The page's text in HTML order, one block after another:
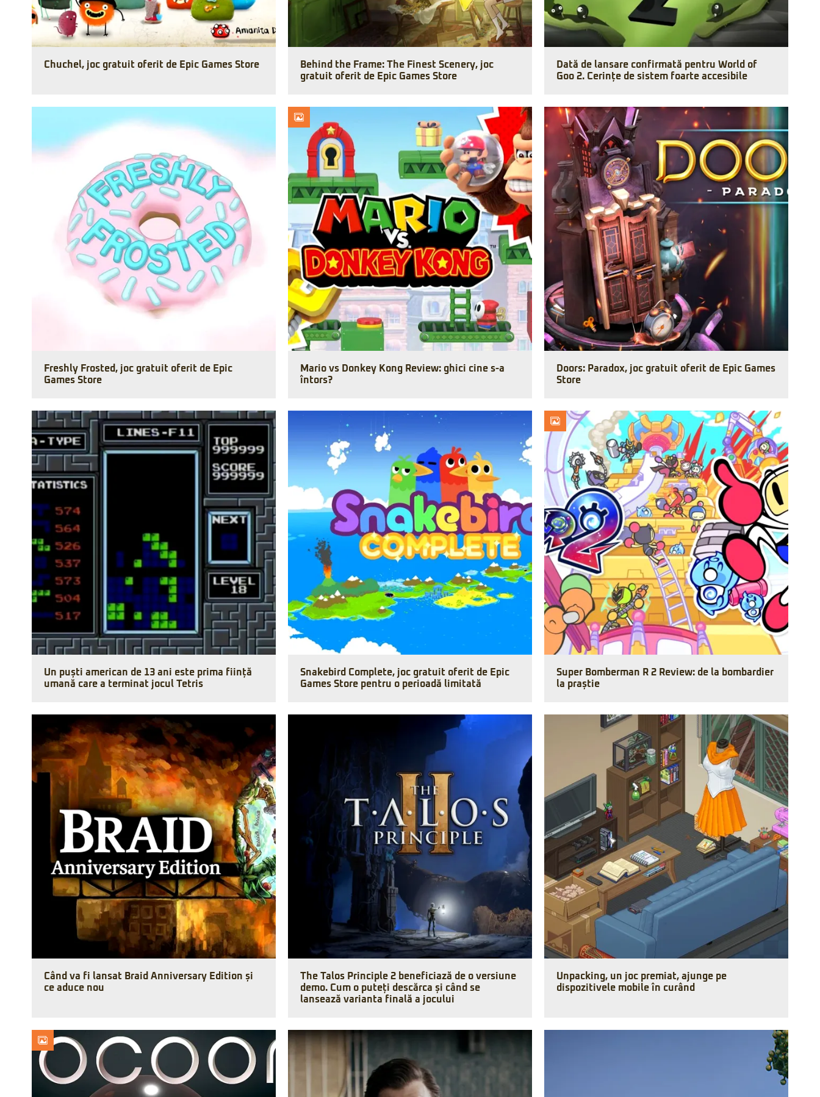
Chuchel, joc gratuit oferit de Epic Games Store
Behind the Frame: The Finest Scenery, joc
gratuit oferit de Epic Games Store
Dată de lansare confirmată pentru World of
Goo 2. Cerințe de sistem foarte accesibile
Freshly Frosted, joc gratuit oferit de Epic
Games Store
Mario vs Donkey Kong Review: ghici cine s-a
întors?
Doors: Paradox, joc gratuit oferit de Epic Games
Store
Un puști american de 13 ani este prima ființă
umană care a terminat jocul Tetris
Snakebird Complete, joc gratuit oferit de Epic
Games Store pentru o perioadă limitată
Super Bomberman R 2 Review: de la bombardier
la praștie
Când va fi lansat Braid Anniversary Edition și
ce aduce nou
The Talos Principle 2 beneficiază de o versiune
demo. Cum o puteți descărca și când se
lansează varianta finală a jocului
Unpacking, un joc premiat, ajunge pe
dispozitivele mobile în curând